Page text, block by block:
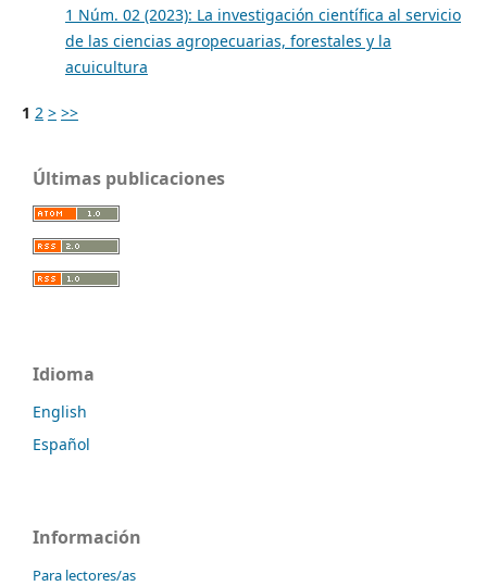
1 Núm. 02 (2023): La investigación científica al servicio
de las ciencias agropecuarias, forestales y la
acuicultura
1 2 > >>
Últimas publicaciones
Idioma
English
Español
Información
Para lectores/as